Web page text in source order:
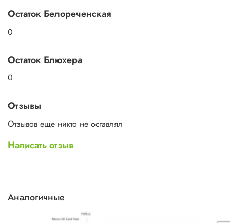
Остаток Белореченская
0
Остаток Блюхера
0
Отзывы
Отзывов еще никто не оставлял
Написать отзыв
Аналогичные